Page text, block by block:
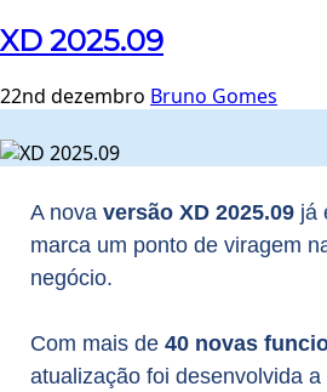
XD 2025.09
22nd dezembro Bruno Gomes
A nova versão XD 2025.09 já
marca um ponto de viragem
negócio.
Com mais de 40 novas
atualização foi desenvolvida